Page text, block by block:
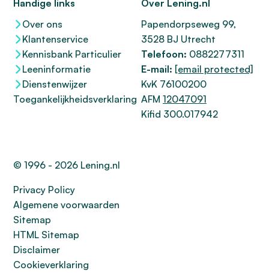
Handige links
Over ons
Klantenservice
Kennisbank Particulier
Leeninformatie
Dienstenwijzer
Toegankelijkheidsverklaring
Over Lening.nl
Papendorpseweg 99,
3528 BJ Utrecht
Telefoon: 0882277311
E-mail: [email protected]
KvK 76100200
AFM 12047091
Kifid 300.017942
© 1996 - 2026 Lening.nl
Privacy Policy
Algemene voorwaarden
Sitemap
HTML Sitemap
Disclaimer
Cookieverklaring